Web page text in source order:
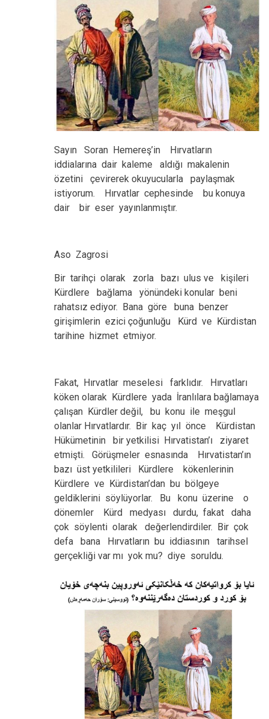
Sayın Soran Hemereş’in Hırvatların
iddialarına dair kaleme aldığı makalenin
özetini çevirerek okuyucularla paylaşmak
istiyorum. Hırvatlar cephesinde bu konuya
dair bir eser yayınlanmıştır.
Aso Zagrosi
Bir tarihçi olarak zorla bazı ulus ve kişileri
Kürdlere bağlama yönündeki konular beni
rahatsız ediyor. Bana göre buna benzer
girişimlerin ezici çoğunluğu Kürd ve Kürdistan
tarihine hizmet etmiyor.
Fakat, Hırvatlar meselesi farklıdır. Hırvatları
köken olarak Kürdlere yada İranlılara bağlamaya
çalışan Kürdler değil, bu konu ile meşgul
olanlar Hırvatlardır. Bir kaç yıl önce Kürdistan
Hükümetinin bir yetkilisi Hırvatistan’ı ziyaret
etmişti. Görüşmeler esnasında Hırvatistan’ın
bazı üst yetkilileri Kürdlere kökenlerinin
Kürdlere ve Kürdistan’dan bu bölgeye
geldiklerini söylüyorlar. Bu konu üzerine o
dönemler Kürd medyası durdu, fakat daha
çok söylenti olarak değerlendirdiler. Bir çok
defa bana Hırvatların bu iddiasının tarihsel
gerçekliği var mı yok mu? diye soruldu.